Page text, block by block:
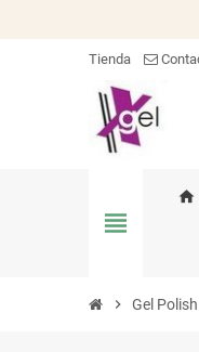
Tienda
view_headline
home
chevron_right Gel Polish